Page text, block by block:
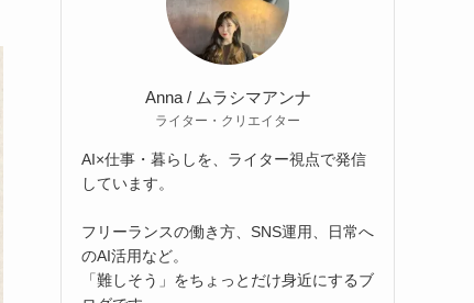
Anna / ムラシマアンナ
ライター・クリエイター
AI×仕事・暮らしを、ライター視点で発信
しています。
フリーランスの働き方、SNS運用、日常へ
のAI活用など。
「難しそう」をちょっとだけ身近にするブ